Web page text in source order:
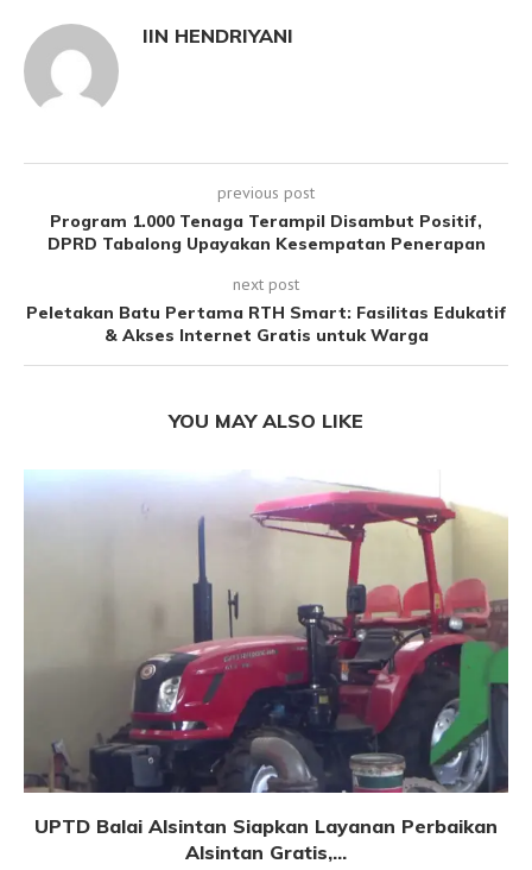
IIN HENDRIYANI
previous post
Program 1.000 Tenaga Terampil Disambut Positif,
DPRD Tabalong Upayakan Kesempatan Penerapan
next post
Peletakan Batu Pertama RTH Smart: Fasilitas Edukatif
& Akses Internet Gratis untuk Warga
YOU MAY ALSO LIKE
UPTD Balai Alsintan Siapkan Layanan Perbaikan
Alsintan Gratis,...